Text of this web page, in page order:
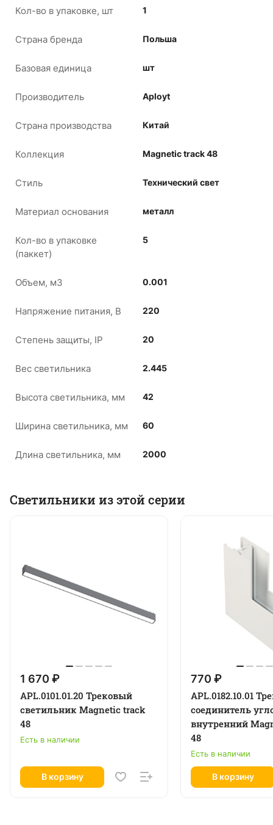
Кол-во в упаковке, шт 1
Страна бренда Польша
Базовая единица шт
Производитель Aployt
Страна производства Китай
Коллекция Magnetic track 48
Стиль Технический свет
Материал основания металл
Кол-во в упаковке
(паккет)
5
Объем, м3 0.001
Напряжение питания, В 220
Степень защиты, IP 20
Вес светильника 2.445
Высота светильника, мм 42
Ширина светильника, мм 60
Длина светильника, мм 2000
Светильники из этой серии
1 670 ₽
APL.0101.01.20 Трековый
светильник Magnetic track
48
Есть в наличии
В корзину
770 ₽
APL.0182.10.01
соединитель
внутренний
48
Есть в наличии
В корзину